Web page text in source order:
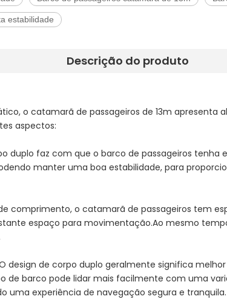
estabilidade
Descrição do produto
o catamarã de passageiros de 13m apresenta
aspectos:
duplo faz com que o barco de passageiros tenha
manter uma boa estabilidade, para
comprimento, o catamarã de passageiros tem
espaço para movimentação.Ao mesmo
design de corpo duplo geralmente significa
de barco pode lidar mais facilmente com uma
uma experiência de navegação segura e tranquila.